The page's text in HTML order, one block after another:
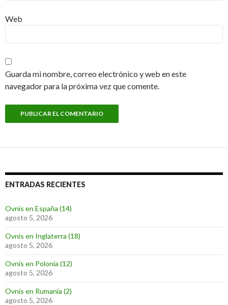
Web
Guarda mi nombre, correo electrónico y web en este
navegador para la próxima vez que comente.
ENTRADAS RECIENTES
Ovnis en España (14)
agosto 5, 2026
Ovnis en Inglaterra (18)
agosto 5, 2026
Ovnis en Polonia (12)
agosto 5, 2026
Ovnis en Rumania (2)
agosto 5, 2026